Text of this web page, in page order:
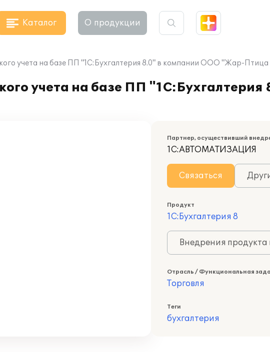
Каталог О продукции
учета на базе ПП "1С:Бухгалтерия 8.0" в компании ООО "Жар-
учета на базе ПП
Партнер, осуществивший
1С:АВТОМАТИЗАЦИЯ
Связаться
Продукт
1С:Бухгалтерия 8
Внедрения
Отрасль / Функциональная
Торговля
Теги
бухгалтерия